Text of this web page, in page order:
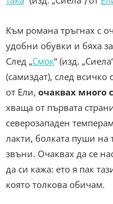
Към романа тръгнах с
удобни обувки и бяха
След „Смок“ (изд.
(самиздат), след
от Ели, очаквах много
хваща от първата
северозападен
лакти, болката пуши на
звъни. Очаквах да се
да си кажа: ето я пак
която толкова обичам.